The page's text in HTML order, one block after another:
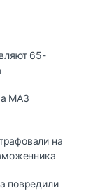
65-
МАЗ
на
повредили